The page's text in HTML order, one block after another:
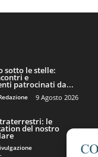
sotto le stelle:
e
patrocinati da...
9 Agosto 2026
le
del nostro